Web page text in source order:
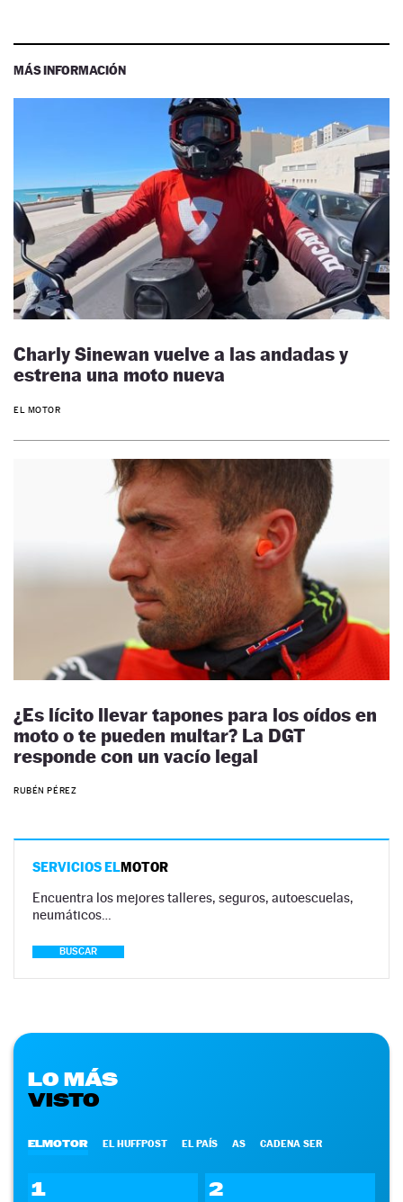
MÁS INFORMACIÓN
Charly Sinewan vuelve a las andadas y
estrena una moto nueva
EL MOTOR
¿Es lícito llevar tapones para los oídos en
moto o te pueden multar? La DGT
responde con un vacío legal
RUBÉN PÉREZ
SERVICIOS ELMOTOR
Encuentra los mejores talleres, seguros, autoescuelas,
neumáticos…
BUSCAR
LO MÁS
VISTO
ELMOTOR EL HUFFPOST EL PAÍS AS CADENA SER
1 2